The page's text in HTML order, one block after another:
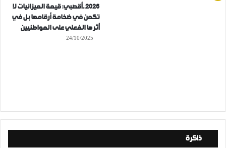
2026..أقصبي: قيمة الميزانيات لا
تكمن في ضخامة أرقامها بل في
أثرها الفعلي على المواطنيين
24/10/2025
ذاكرة